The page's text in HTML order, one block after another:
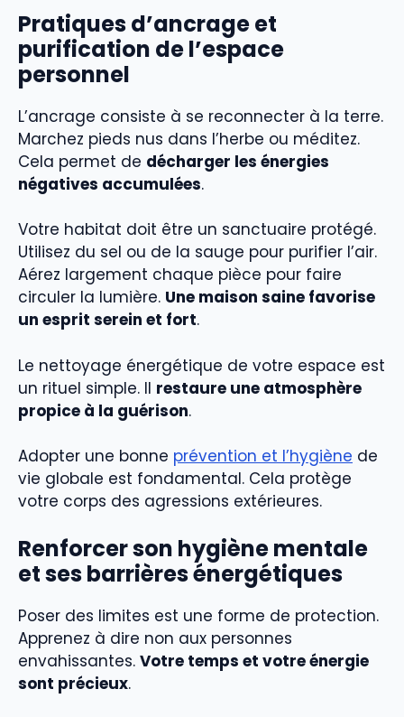
Pratiques d’ancrage et
purification de l’espace
personnel
L’ancrage consiste à se reconnecter à la terre.
Marchez pieds nus dans l’herbe ou méditez.
Cela permet de décharger les énergies
négatives accumulées.
Votre habitat doit être un sanctuaire protégé.
Utilisez du sel ou de la sauge pour purifier l’air.
Aérez largement chaque pièce pour faire
circuler la lumière. Une maison saine favorise
un esprit serein et fort.
Le nettoyage énergétique de votre espace est
un rituel simple. Il restaure une atmosphère
propice à la guérison.
Adopter une bonne prévention et l’hygiène de
vie globale est fondamental. Cela protège
votre corps des agressions extérieures.
Renforcer son hygiène mentale
et ses barrières énergétiques
Poser des limites est une forme de protection.
Apprenez à dire non aux personnes
envahissantes. Votre temps et votre énergie
sont précieux.